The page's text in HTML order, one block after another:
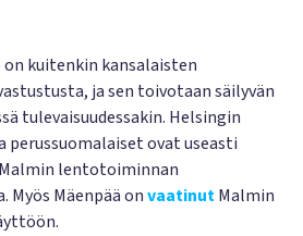
kuitenkin kansalaisten
ja sen toivotaan säilyvän
tulevaisuudessakin. Helsingin
perussuomalaiset ovat useasti
lentotoiminnan
Mäenpää onvaatinutMalmin